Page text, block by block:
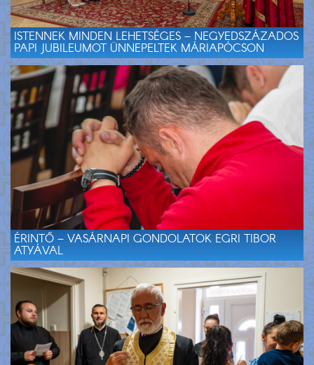
ISTENNEK MINDEN LEHETSÉGES – NEGYEDSZÁZADOS
PAPI JUBILEUMOT ÜNNEPELTEK MÁRIAPÓCSON
ÉRINTŐ – VASÁRNAPI GONDOLATOK EGRI TIBOR
ATYÁVAL